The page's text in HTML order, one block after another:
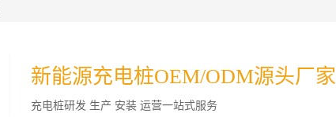
新能源充电桩OEM/ODM源头厂家
充电桩研发 生产 安装 运营一站式服务